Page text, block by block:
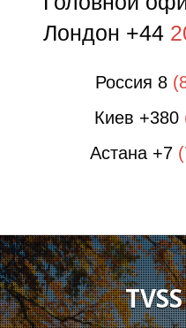
Лондон +44
Россия 8
Киев +380
Астана +7